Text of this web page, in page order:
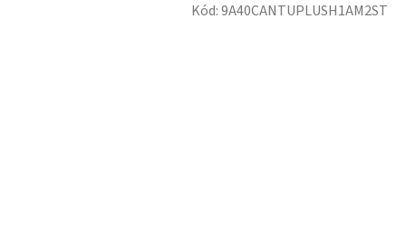
Kód:9A40CANTUPLUSH1AM2ST